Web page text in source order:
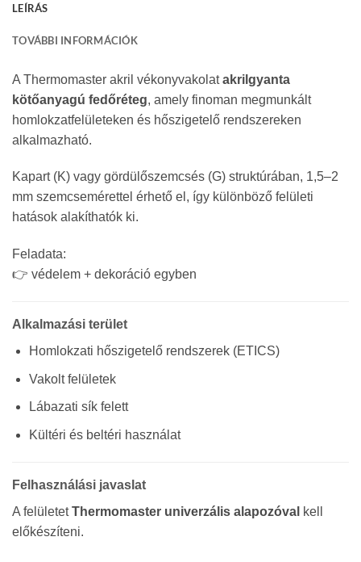
LEÍRÁS
TOVÁBBI INFORMÁCIÓK
A Thermomaster akril vékonyvakolatakrilgyanta
kötőanyagú fedőréteg, amely finoman megmunkált
homlokzatfelületeken és hőszigetelő rendszereken
alkalmazható.
Kapart (K) vagy gördülőszemcsés (G) struktúrában, 1,5–2
mm szemcsemérettel érhető el, így különböző felületi
hatások alakíthatók ki.
Feladata:
👉 védelem + dekoráció egyben
Alkalmazási terület
Homlokzati hőszigetelő rendszerek (ETICS)
Vakolt felületek
Lábazati sík felett
Kültéri és beltéri használat
Felhasználási javaslat
A felületetThermomaster univerzális alapozóval kell
előkészíteni.